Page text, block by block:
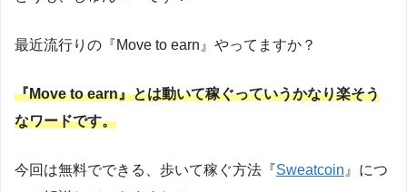
最近流行りの『Move to earn』やってますか？
『Move to earn』とは動いて稼ぐっていうかなり楽そう
なワードです。
今回は無料でできる、歩いて稼ぐ方法『Sweatcoin 』につ